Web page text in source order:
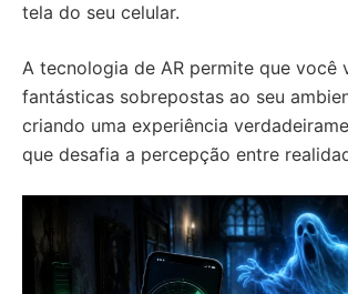
tela do seu celular.
A tecnologia de AR permite que você
fantásticas sobrepostas ao seu
criando uma experiência
que desafia a percepção entre